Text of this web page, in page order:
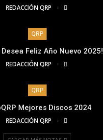
REDACCIÓN QRP
QRP
Desea Feliz Año Nuevo 2025!
REDACCIÓN QRP
QRP
Mejores Discos 2024
REDACCIÓN QRP